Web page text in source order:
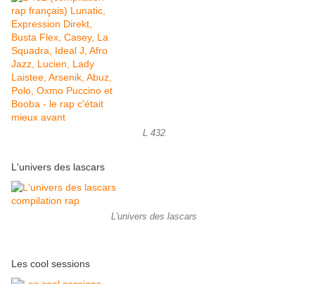
L 432
L'univers des lascars
L'univers des lascars
Les cool sessions